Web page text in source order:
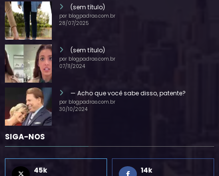
(sem título)
por blogpadrao.com.br
(sem título)
por blogpadrao.com.br
— Acho que você sabe disso, patente?
por blogpadrao.com.br
SIGA-NOS